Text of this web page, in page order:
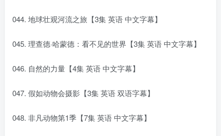
044. 地球壮观河流之旅【3集 英语 中文字幕】
045. 理查德·哈蒙德：看不见的世界【3集 英语 中文字幕】
046. 自然的力量【4集 英语 中文字幕】
047. 假如动物会摄影【3集 英语 双语字幕】
048. 非凡动物第1季【7集 英语 中文字幕】